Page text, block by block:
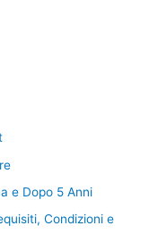
e Dopo 5 Anni
Condizioni e